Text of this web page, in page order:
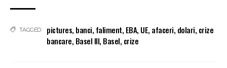
TAGGED: pictures, banci, faliment, EBA, UE, afaceri, dolari, crize
bancare, Basel III, Basel, crize